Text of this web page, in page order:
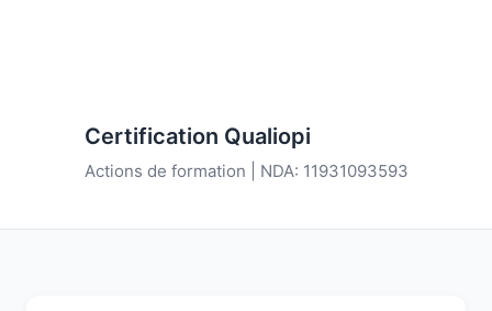
Certification Qualiopi
Actions de formation | NDA: 11931093593